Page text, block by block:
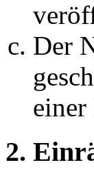
Der
2.